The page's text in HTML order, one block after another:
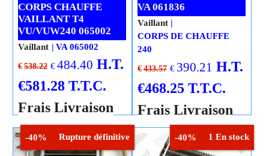
CORPS CHAUFFE
VAILLANT T4
VU/VUW240 065002
€ 538.22 €484.40 H.T.
€581.28 T.T.C.
Frais Livraison
Vaillant VA 065002
Cliquez ici
VA 061836
€ 433.57 € 390.21 H.T.
€468.25 T.T.C.
Frais Livraison
Vaillant
CORPS DE CHAUFFE
240
Cliquez ici
-40% Rupture définitive -40% 1 En stock